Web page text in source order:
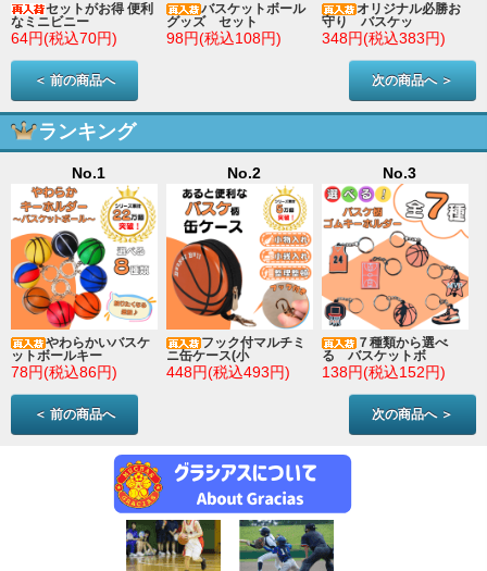
セットがお得 便利
なミニビニー
64円(税込70円)
バスケットボール
グッズ セット
98円(税込108円)
オリジナル必勝お
守り バスケッ
348円(税込383円)
＜ 前の商品へ 次の商品へ ＞
ランキング
No.1
やわらかいバスケ
ットボールキー
78円(税込86円)
No.2
フック付マルチミ
ニ缶ケース(小
448円(税込493円)
No.3
７種類から選べ
る バスケットボ
138円(税込152円)
＜ 前の商品へ 次の商品へ ＞